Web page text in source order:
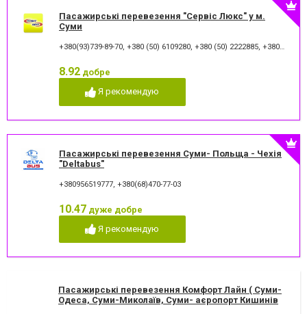
Пасажирські перевезення "Сервіс Люкс" у м.
Суми
+380(93)739-89-70, +380 (50) 6109280, +380 (50) 2222885, +380 (67) 3222885
8.92 добре
Я рекомендую
Пасажирські перевезення Суми- Польща - Чехія
"Deltabus"
+380956519777, +380(68)470-77-03
10.47 дуже добре
Я рекомендую
Пасажирські перевезення Комфорт Лайн ( Суми-
Одеса, Суми-Миколаїв, Суми- аєропорт Кишинів